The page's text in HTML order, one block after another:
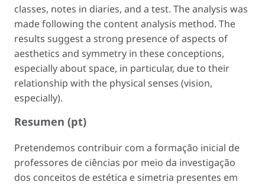
classes, notes in diaries, and a test. The analysis was
made following the content analysis method. The
results suggest a strong presence of aspects of
aesthetics and symmetry in these conceptions,
especially about space, in particular, due to their
relationship with the physical senses (vision,
especially).
Resumen (pt)
Pretendemos contribuir com a formação inicial de
professores de ciências por meio da investigação
dos conceitos de estética e simetria presentes em